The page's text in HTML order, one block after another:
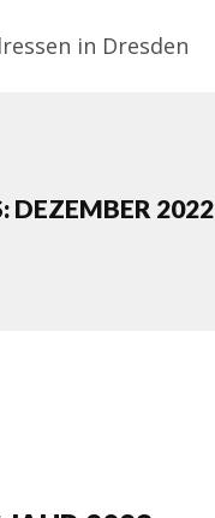
DEZEMBER 2022